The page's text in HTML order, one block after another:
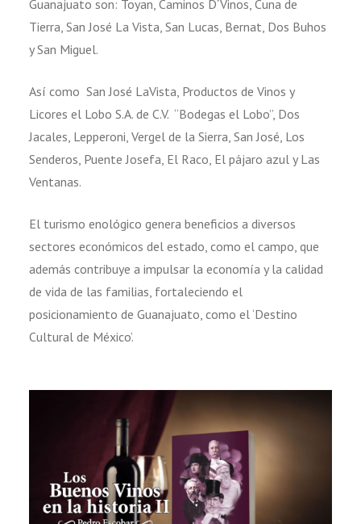
Guanajuato son: Toyan, Caminos D´Vinos, Cuna de
Tierra, San José La Vista, San Lucas, Bernat, Dos Buhos
y San Miguel.
Así como San José LaVista, Productos de Vinos y
Licores el Lobo S.A. de C.V. “Bodegas el Lobo”, Dos
Jacales, Lepperoni, Vergel de la Sierra, San José, Los
Senderos, Puente Josefa, El Raco, El pájaro azul y Las
Ventanas.
El turismo enológico genera beneficios a diversos
sectores económicos del estado, como el campo, que
además contribuye a impulsar la economía y la calidad
de vida de las familias, fortaleciendo el
posicionamiento de Guanajuato, como el ‘Destino
Cultural de México’.